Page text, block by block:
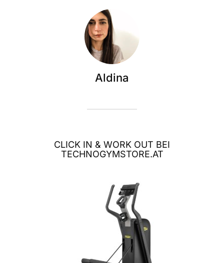
Aldina
CLICK IN & WORK OUT BEI
TECHNOGYMSTORE.AT